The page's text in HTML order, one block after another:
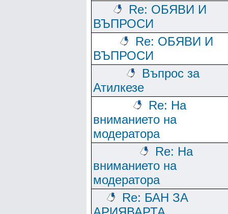
Re: ОБЯВИ И
ВЪПРОСИ
Re: ОБЯВИ И
ВЪПРОСИ
Въпрос за
Атилкезе
Re: На
вниманието на
модератора
Re: На
вниманието на
модератора
Re: БАН ЗА